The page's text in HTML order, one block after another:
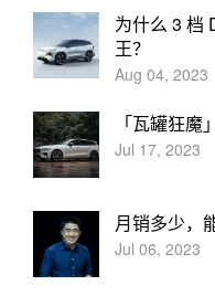
为什么 3 档
王？
Aug 04, 2023
「瓦罐狂
Jul 17, 2023
月销多少，
Jul 06, 2023